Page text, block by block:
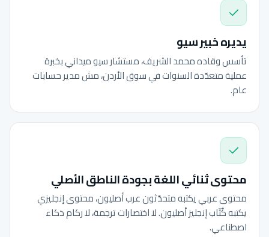
يديره خبير سيو
تأسس وقاده محمد الشريف، مستشار سيو ميداني بخبرة
عملية متعدّدة السنوات في سوق الأردن، مش مدير حسابات
عام.
محتوى ثنائي اللغة بجودة الناطق الأصلي
محتوى عربي يكتبه متحدّثون عرب أصليون، محتوى إنجليزي
يكتبه كُتّاب إنجليز أصليون. لا اختصارات ترجمة، لا ركام ذكاء
اصطناعي.